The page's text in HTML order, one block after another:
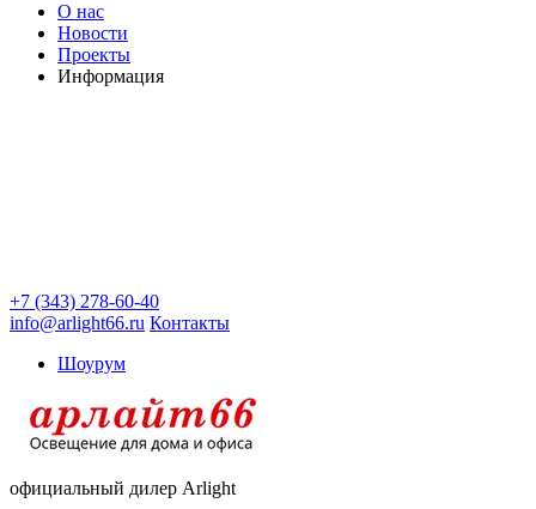
О нас
Новости
Проекты
Информация
+7 (343) 278-60-40
info@arlight66.ru Контакты
Шоурум
официальный дилер Arlight